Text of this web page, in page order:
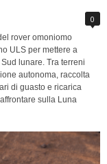
0
rover omoniomo
ULS per mettere a
lunare. Tra terreni
autonoma, raccolta
di guasto e ricarica
sulla Luna